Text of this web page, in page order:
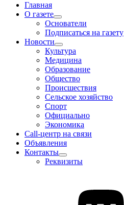
Главная
О газете
Основатели
Подписаться на газету
Новости
Культура
Медицина
Образование
Общество
Происшествия
Сельское хозяйство
Спорт
Официально
Экономика
Call-центр на связи
Объявления
Контакты
Реквизиты